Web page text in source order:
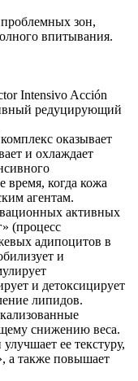
зон,
впитывания.
Intensivo Acción
редуцирующий
оказывает
и охлаждает
время, когда кожа
агентам.
активных
(процесс
адипоцитов в
и
и детоксицирует
липидов.
снижению веса.
ее текстуру,
а также повышает